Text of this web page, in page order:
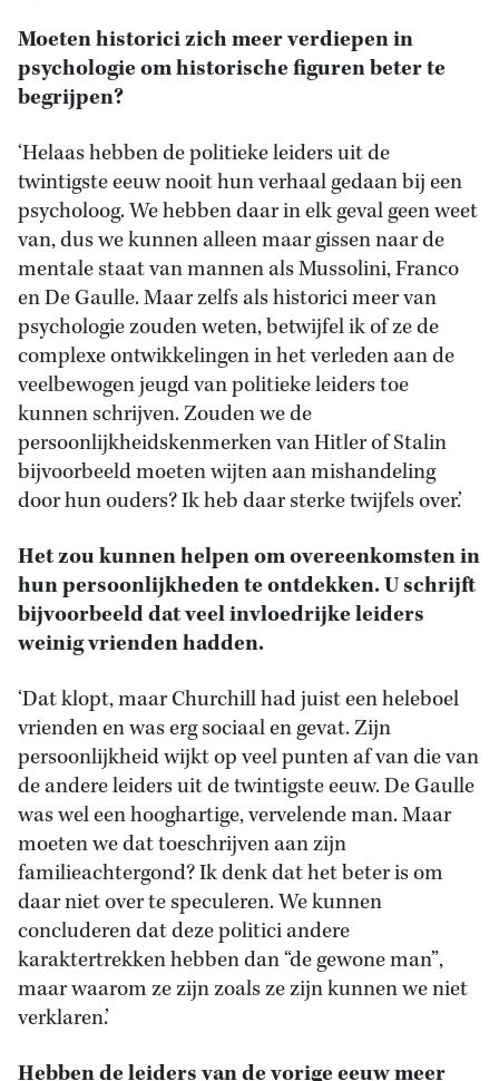
Moeten historici zich meer verdiepen in
psychologie om historische figuren beter te
begrijpen?
‘Helaas hebben de politieke leiders uit de
twintigste eeuw nooit hun verhaal gedaan bij een
psycholoog. We hebben daar in elk geval geen weet
van, dus we kunnen alleen maar gissen naar de
mentale staat van mannen als Mussolini, Franco
en De Gaulle. Maar zelfs als historici meer van
psychologie zouden weten, betwijfel ik of ze de
complexe ontwikkelingen in het verleden aan de
veelbewogen jeugd van politieke leiders toe
kunnen schrijven. Zouden we de
persoonlijkheidskenmerken van Hitler of Stalin
bijvoorbeeld moeten wijten aan mishandeling
door hun ouders? Ik heb daar sterke twijfels over.’
Het zou kunnen helpen om overeenkomsten in
hun persoonlijkheden te ontdekken. U schrijft
bijvoorbeeld dat veel invloedrijke leiders
weinig vrienden hadden.
‘Dat klopt, maar Churchill had juist een heleboel
vrienden en was erg sociaal en gevat. Zijn
persoonlijkheid wijkt op veel punten af van die van
de andere leiders uit de twintigste eeuw. De Gaulle
was wel een hooghartige, vervelende man. Maar
moeten we dat toeschrijven aan zijn
familieachtergond? Ik denk dat het beter is om
daar niet over te speculeren. We kunnen
concluderen dat deze politici andere
karaktertrekken hebben dan “de gewone man”,
maar waarom ze zijn zoals ze zijn kunnen we niet
verklaren.’
Hebben de leiders van de vorige eeuw meer